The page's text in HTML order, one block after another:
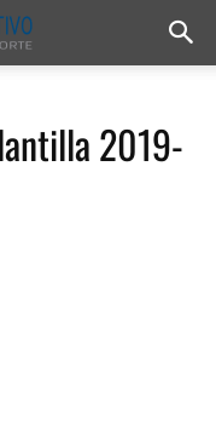
2019-